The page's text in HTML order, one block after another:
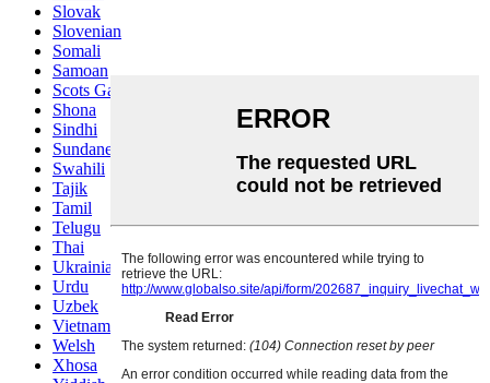
Slovak
Slovenian
Somali
Samoan
Scots Gaelic
Shona
Sindhi
Sundanese
Swahili
Tajik
Tamil
Telugu
Thai
Ukrainian
Urdu
Uzbek
Vietnamese
Welsh
Xhosa